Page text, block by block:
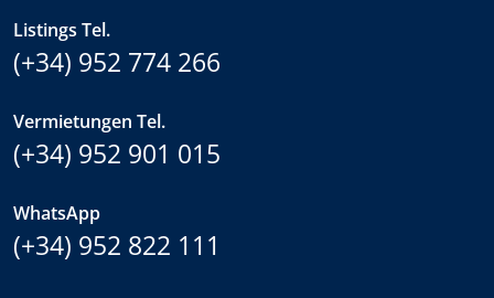
Listings Tel.
(+34) 952 774 266
Vermietungen Tel.
(+34) 952 901 015
WhatsApp
(+34) 952 822 111